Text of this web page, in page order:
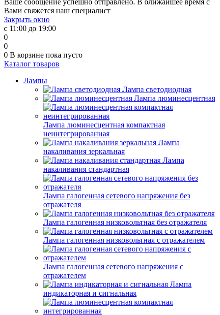
Ваше сообщение успешно отправлено. В ближайшее время с
Вами свяжется наш специалист
Закрыть окно
с 11:00 до 19:00
0
0
0 В корзине пока пусто
Каталог товаров
Лампы
Лампа светодиодная
Лампа люминесцентная
Лампа люминесцентная компактная
неинтегрированная
Лампа
накаливания зеркальная
Лампа
накаливания стандартная
Лампа галогенная сетевого напряжения без
отражателя
Лампа галогенная низковольтная без отражателя
Лампа галогенная низковольтная с отражателем
Лампа галогенная сетевого напряжения с
отражателем
Лампа
индикаторная и сигнальная